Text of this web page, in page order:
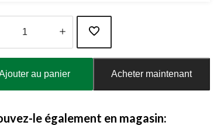
au panier Acheter maintenant
le également en magasin: